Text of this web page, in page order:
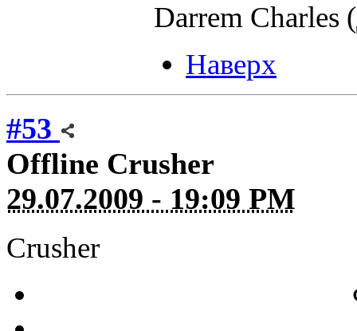
Darrem Charles
Наверх
#53
Offline Crusher
29.07.2009 - 19:09 PM
Crusher